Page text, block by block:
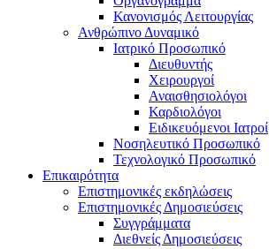
Κανονισμός Λειτουργίας
Ανθρώπινο Δυναμικό
Ιατρικό Προσωπικό
Διευθυντής
Χειρουργοί
Αναισθησιολόγοι
Καρδιολόγοι
Ειδικευόμενοι Ιατροί
Νοσηλευτικό Προσωπικό
Τεχνολογικό Προσωπικό
Επικαιρότητα
Επιστημονικές εκδηλώσεις
Επιστημονικές Δημοσιεύσεις
Συγγράμματα
Διεθνείς Δημοσιεύσεις